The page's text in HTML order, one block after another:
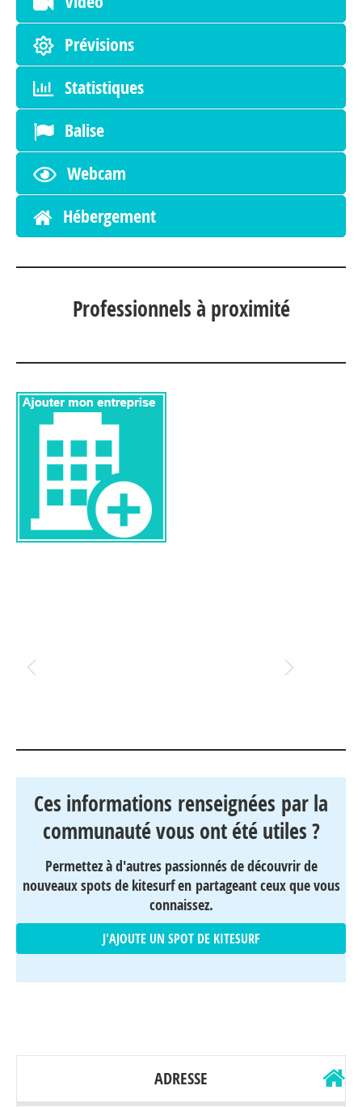
Prévisions
Statistiques
Balise
Webcam
Hébergement
Professionnels à proximité
Ces informations renseignées par la
communauté vous ont été utiles ?
Permettez à d'autres passionnés de découvrir de
nouveaux spots de kitesurf en partageant ceux que vous
connaissez.
J'AJOUTE UN SPOT DE KITESURF
ADRESSE